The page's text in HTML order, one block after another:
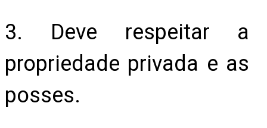
3. Deve respeitar a
propriedade privada e as
posses.